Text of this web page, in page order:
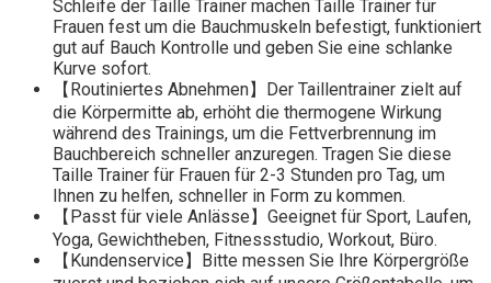
Schleife der Taille Trainer machen Taille Trainer für
Frauen fest um die Bauchmuskeln befestigt, funktioniert
gut auf Bauch Kontrolle und geben Sie eine schlanke
Kurve sofort.
【Routiniertes Abnehmen】Der Taillentrainer zielt auf
die Körpermitte ab, erhöht die thermogene Wirkung
während des Trainings, um die Fettverbrennung im
Bauchbereich schneller anzuregen. Tragen Sie diese
Taille Trainer für Frauen für 2-3 Stunden pro Tag, um
Ihnen zu helfen, schneller in Form zu kommen.
【Passt für viele Anlässe】Geeignet für Sport, Laufen,
Yoga, Gewichtheben, Fitnessstudio, Workout, Büro.
【Kundenservice】Bitte messen Sie Ihre Körpergröße